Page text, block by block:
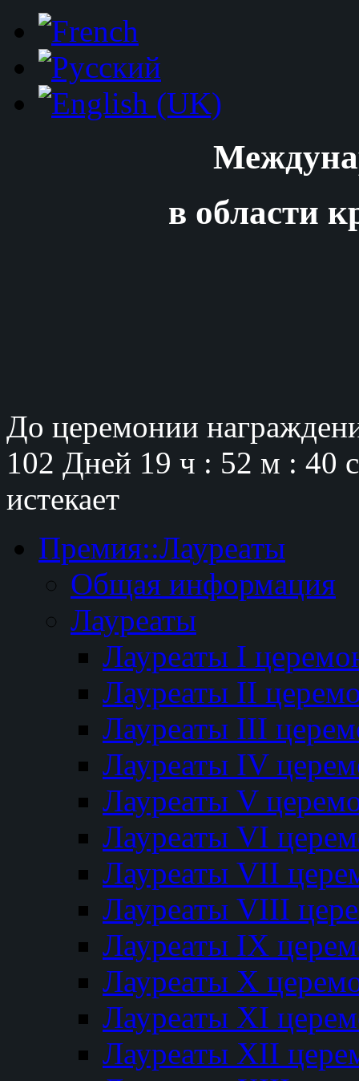
в области
До церемонии
102 Дней 19 ч : 52 м : 38
истекает
Премия::Лауреаты
Общая информация
Лауреаты
Лауреаты I
Лауреаты II
Лауреаты III
Лауреаты IV
Лауреаты V
Лауреаты VI
Лауреаты VII
Лауреаты VIII
Лауреаты IX
Лауреаты Х
Лауреаты XI
Лауреаты XII